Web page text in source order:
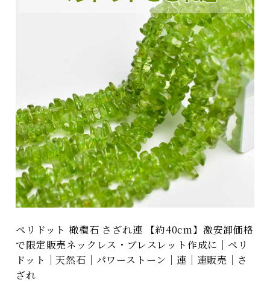
ペリドット 橄欖石 さざれ連 【約40cm】激安卸価格
で限定販売ネックレス・ブレスレット作成に｜ペリ
ドット｜天然石｜パワーストーン｜連｜連販売｜さ
ざれ